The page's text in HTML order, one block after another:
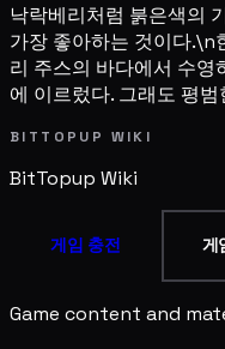
낙락베리처럼 붉은색의
가장 좋아하는 것이다.\n
리 주스의 바다에서 수영
에 이르렀다. 그래도 평
BITTOPUP WIKI
BitTopup Wiki
게임 충전 게
Game content and